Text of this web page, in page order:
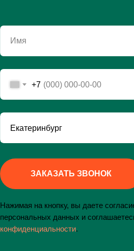
Имя
+7
ЗАКАЗАТЬ ЗВОНОК
Нажимая на кнопку, вы даете
персональных данных и
конфиденциальности.